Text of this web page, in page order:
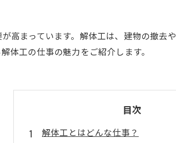
高まっています。解体工は、建物の撤去
体工の仕事の魅力をご紹介します。
目次
解体工とはどんな仕事？